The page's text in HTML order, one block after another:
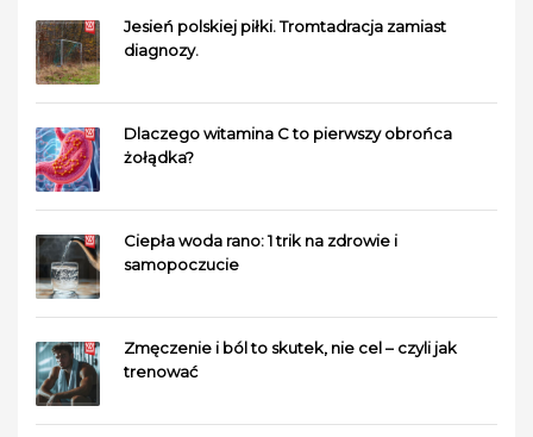
Jesień polskiej piłki. Tromtadracja zamiast
diagnozy.
Dlaczego witamina C to pierwszy obrońca
żołądka?
Ciepła woda rano: 1 trik na zdrowie i
samopoczucie
Zmęczenie i ból to skutek, nie cel – czyli jak
trenować